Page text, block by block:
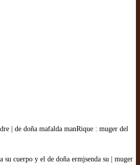
| de doña mafalda manRique : muger del
cuerpo y el de doña ermjsenda su | muger